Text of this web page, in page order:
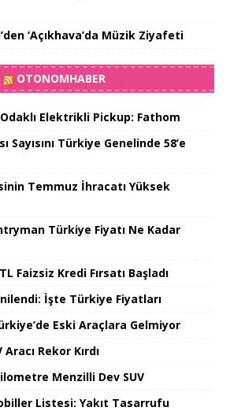
‘Açıkhava’da Müzik Ziyafeti
OTONOMHABER
Elektrikli Pickup: Fathom
Sayısını Türkiye Genelinde 58’e
Temmuz İhracatı Yüksek
Türkiye Fiyatı Ne Kadar
Faizsiz Kredi Fırsatı Başladı
İşte Türkiye Fiyatları
Eski Araçlara Gelmiyor
Aracı Rekor Kırdı
Menzilli Dev SUV
Listesi: Yakıt Tasarrufu